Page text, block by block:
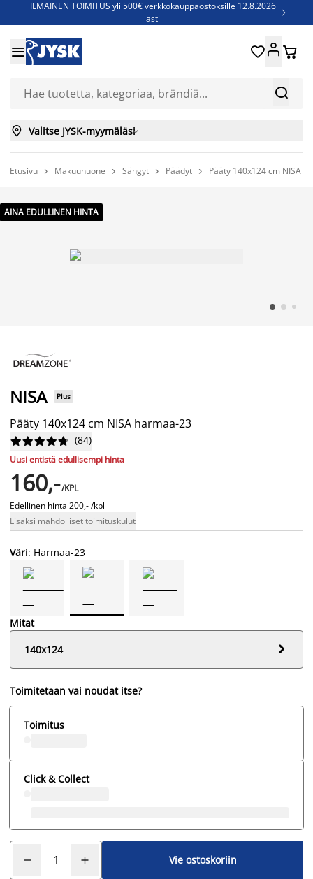
ILMAINEN TOIMITUS yli 500€ verkkokauppaostoksille 12.8.2026
asti

Jenkkisänkyjä - Säästä jopa 60%


 
 Valitse JYSK-myymäläsi
Etusivu  Makuuhuone  Sängyt  Päädyt  Pääty 140x124 cm NISA
AINA EDULLINEN HINTA
NISA Plus
Pääty 140x124 cm NISA harmaa-23





 (84)
Uusi entistä edullisempi hinta
160,-/KPL
Edellinen hinta 200,- /kpl
Lisäksi mahdolliset toimituskulut
Väri: Harmaa-23
Mitat
140x124

Toimitetaan vai noudat itse?
Toimitus
Click & Collect
Vie ostoskoriin